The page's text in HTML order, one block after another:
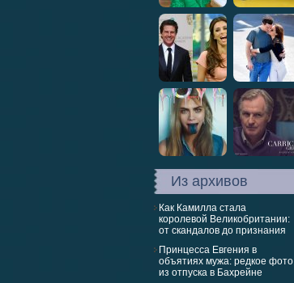
Из архивов
Как Камилла стала
королевой Великобритании:
от скандалов до признания
Принцесса Евгения в
объятиях мужа: редкое фото
из отпуска в Бахрейне